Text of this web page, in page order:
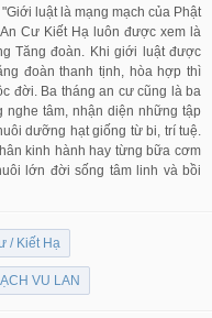
luật là mạng mạch của Phật
Cư Kiết Hạ luôn được xem là
Tăng đoàn. Khi giới luật được
đoàn thanh tịnh, hòa hợp thì
đời. Ba tháng an cư cũng là ba
tâm, nhận diện những tập
dưỡng hạt giống từ bi, trí tuệ.
kinh hành hay từng bữa cơm
lớn đời sống tâm linh và bồi
/ Kiết Hạ
VU LAN